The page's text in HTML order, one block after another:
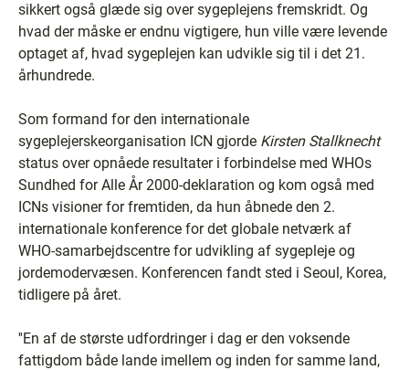
sikkert også glæde sig over sygeplejens fremskridt. Og
hvad der måske er endnu vigtigere, hun ville være levende
optaget af, hvad sygeplejen kan udvikle sig til i det 21.
århundrede.
Som formand for den internationale
sygeplejerskeorganisation ICN gjorde Kirsten Stallknecht
status over opnåede resultater i forbindelse med WHOs
Sundhed for Alle År 2000-deklaration og kom også med
ICNs visioner for fremtiden, da hun åbnede den 2.
internationale konference for det globale netværk af
WHO-samarbejdscentre for udvikling af sygepleje og
jordemodervæsen. Konferencen fandt sted i Seoul, Korea,
tidligere på året.
''En af de største udfordringer i dag er den voksende
fattigdom både lande imellem og inden for samme land,